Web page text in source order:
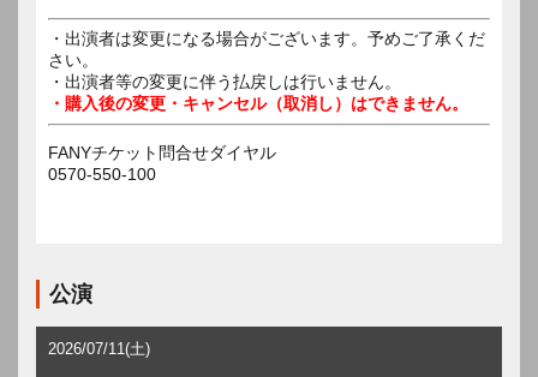
・出演者は変更になる場合がございます。予めご了承くだ
さい。
・出演者等の変更に伴う払戻しは行いません。
・購入後の変更・キャンセル（取消し）はできません。
FANYチケット問合せダイヤル
0570-550-100
公演
2026/07/11(土)